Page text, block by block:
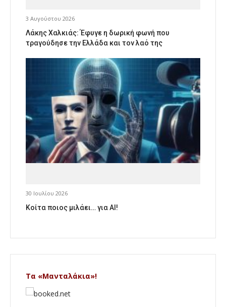
3 Αυγούστου 2026
Λάκης Χαλκιάς: Έφυγε η δωρική φωνή που
τραγούδησε την Ελλάδα και τον λαό της
30 Ιουλίου 2026
Κοίτα ποιος μιλάει… για AI!
Τα «Μανταλάκια»!